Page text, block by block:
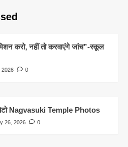
करो, नहीं तो करवाएंगे जांच”-स्कूल
2026 0
Nagvasuki Temple Photos
26, 2026 0